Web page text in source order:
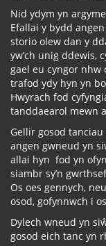
Nid ydym yn
Efallai y bydd
storio olew dan y
yw’ch unig ddewis,
gael eu cyngor nhw
trafod ydy hyn yn
Hwyrach fod
tanddaearol mewn
Gellir gosod
angen gwneud yn
allai hyn fod yn
siambr sy’n
Os oes gennych,
osod, gofynnwch i
Dylech wneud yn
gosod eich tanc yn